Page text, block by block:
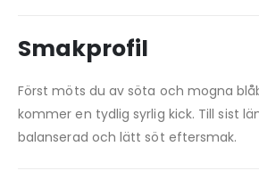
Smakprofil
Först möts du av söta och mogna
kommer en tydlig syrlig kick. Till sist
balanserad och lätt söt eftersmak.